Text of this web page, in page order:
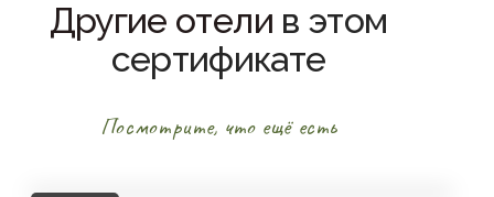
Другие отели в этом
сертификате
Посмотрите, что ещё есть